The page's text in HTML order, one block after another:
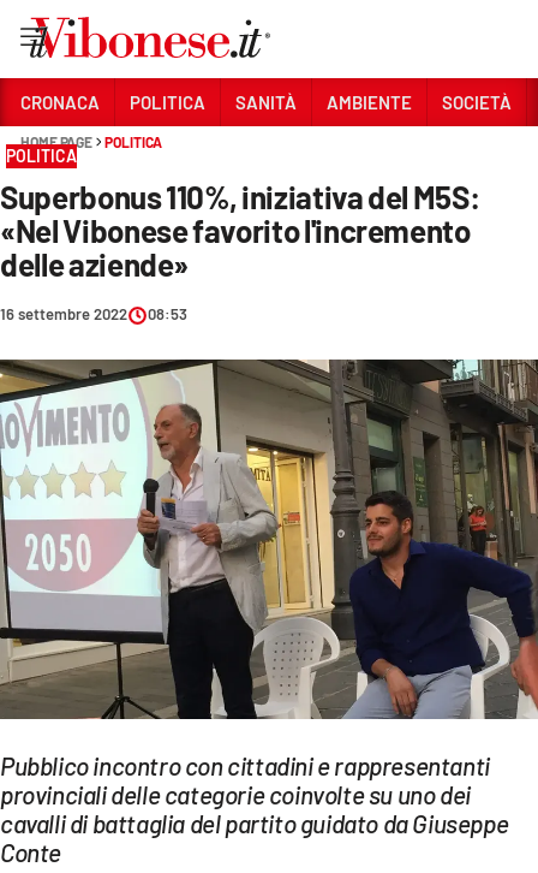
Sezioni
CRONACA
POLITICA
SOCIETÀ
CULTURA
ECONOMIA E LAVORO
EVENTI
Streaming
LAC TV
LAC NETWORK
LAC ONAIR
CRONACA POLITICA SANITÀ AMBIENTE SOCIETÀ
HOME PAGE POLITICA
POLITICA
Superbonus 110%, iniziativa del M5S:
«Nel Vibonese favorito l'incremento
delle aziende»
16 settembre 2022 08:53
Pubblico incontro con cittadini e rappresentanti
provinciali delle categorie coinvolte su uno dei
cavalli di battaglia del partito guidato da Giuseppe
Conte